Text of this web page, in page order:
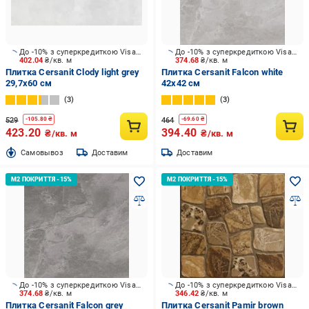
402.04₴/кв. м
До -10% з суперкредиткою Visa Вигода
Плитка Cersanit Clody light grey
29,7x60 см
3
529 -105.80 ₴
423.20 ₴/кв. м
Cамовывоз Доставим
374.68₴/кв. м
До -10% з суперкредиткою Visa Вигода
Плитка Cersanit Falcon white
42x42 см
3
464 -69.60₴
394.40 ₴/кв. м
Доставим
374.68₴/кв. м
До -10% з суперкредиткою Visa Вигода
Плитка Cersanit Falcon grey
346.42₴/кв. м
До -10% з суперкредиткою Visa Вигода
Плитка Cersanit Pamir brown